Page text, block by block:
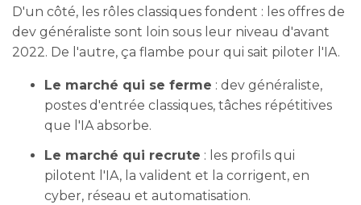
D'un côté, les rôles classiques fondent : les offres de
dev généraliste sont loin sous leur niveau d'avant
2022. De l'autre, ça flambe pour qui sait piloter l'IA.
Le marché qui se ferme : dev généraliste,
postes d'entrée classiques, tâches répétitives
que l'IA absorbe.
Le marché qui recrute : les profils qui
pilotent l'IA, la valident et la corrigent, en
cyber, réseau et automatisation.